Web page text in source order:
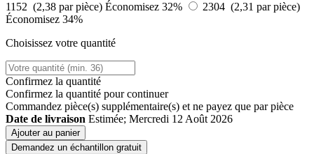
1152 (2,38 par pièce) Économisez 32%
2304 (2,31 par pièce)
Économisez 34%
Choisissez votre quantité
Confirmez la quantité
Confirmez la quantité pour continuer
Commandez pièce(s) supplémentaire(s) et ne payez que par pièce
Date de livraison Estimée; Mercredi 12 Août 2026
Ajouter au panier
Demandez un échantillon gratuit